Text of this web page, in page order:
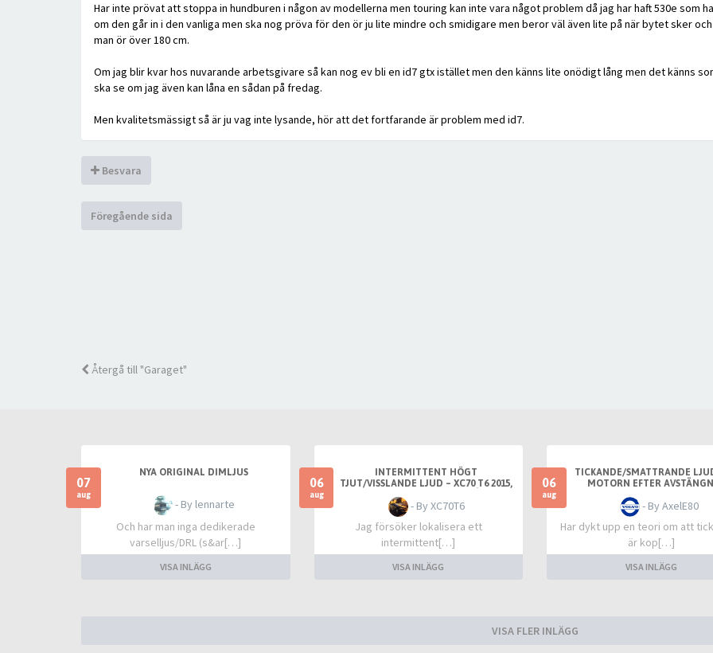
Har inte prövat att stoppa in hundburen i någon av modellerna men touring kan inte vara något problem då jag har haft 530e som
om den går in i den vanliga men ska nog pröva för den ör ju lite mindre och smidigare men beror väl även lite på när bytet sker
man ör över 180 cm.
Om jag blir kvar hos nuvarande arbetsgivare så kan nog ev bli en id7 gtx istället men den känns lite onödigt lång men det känns
ska se om jag även kan låna en sådan på fredag.
Men kvalitetsmässigt så är ju vag inte lysande, hör att det fortfarande är problem med id7.
Besvara
Föregående sida
Återgå till "Garaget"
07
aug
NYA ORIGINAL DIMLJUS
- By lennarte
Och har man inga dedikerade
varselljus/DRL (s&ar[…]
VISA INLÄGG
06
aug
INTERMITTENT HÖGT
TJUT/VISSLANDE LJUD – XC70 T6 2015,
FRÄMST VID VARM TOMGÅNG
- By XC70T6
Jag försöker lokalisera ett
intermittent[…]
VISA INLÄGG
06
aug
TICKANDE/SMATTRANDE
MOTORN EFTER
- By AxelE80
Har dykt upp en teori om att
är kop[…]
VISA INLÄGG
VISA FLER INLÄGG